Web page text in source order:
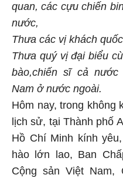
quan, các cựu chiến
nước,
Thưa các vị khách
Thưa quý vị đại biểu
bào,chiến sĩ cả
Nam ở nước ngoài.
Hôm nay, trong không
lịch sử, tại Thành phố
Hồ Chí Minh kính
hào lớn lao, Ban
Cộng sản Việt Nam,